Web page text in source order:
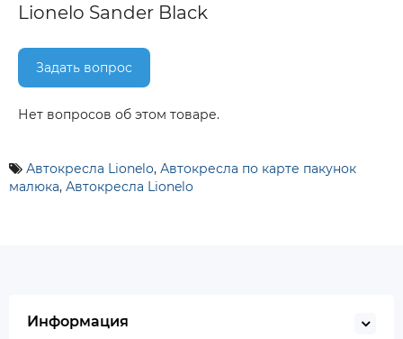
Lionelo Sander Black
Задать вопрос
Нет вопросов об этом товаре.
Автокресла Lionelo, Автокресла по карте пакунок
малюка, Автокресла Lionelo
Информация